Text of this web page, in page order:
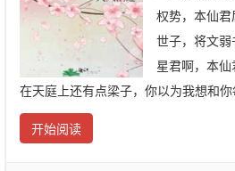
权势，本仙
世子，将文弱
星君啊，本
在天庭上还有点梁子，你以为我想和你
开始阅读